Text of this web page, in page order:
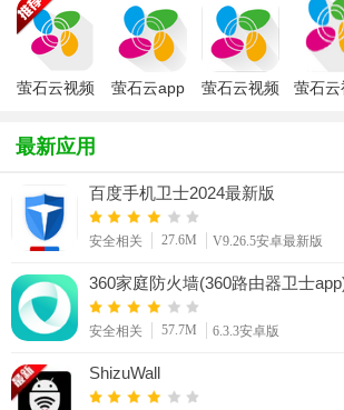
萤石云视频
萤石云app
萤石云视频
萤石云
最新应用
百度手机卫士2024最新版
安全相关 27.6M V9.26.5安卓最新版
360家庭防火墙(360路由器卫士
安全相关 57.7M 6.3.3安卓版
ShizuWall